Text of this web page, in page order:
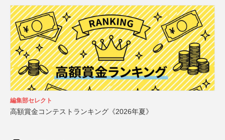
編集部セレクト
高額賞金コンテストランキング《2026年夏》